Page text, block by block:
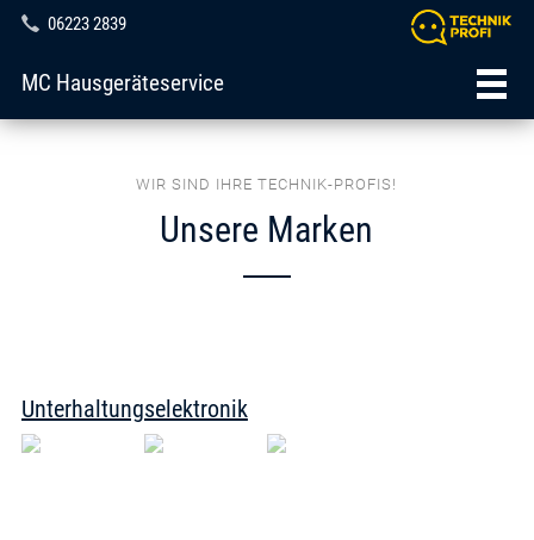
06223 2839
MC Hausgeräteservice
WIR SIND IHRE TECHNIK-PROFIS!
Unsere Marken
Unterhaltungselektronik